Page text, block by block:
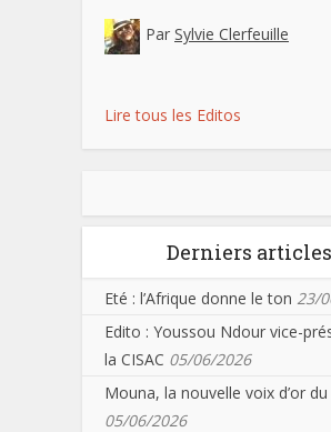
Par Sylvie Clerfeuille
Lire tous les Editos
Derniers articles
Eté : l’Afrique donne le ton 23/
Edito : Youssou Ndour vice-
la CISAC 05/06/2026
Mouna, la nouvelle voix d’or
05/06/2026